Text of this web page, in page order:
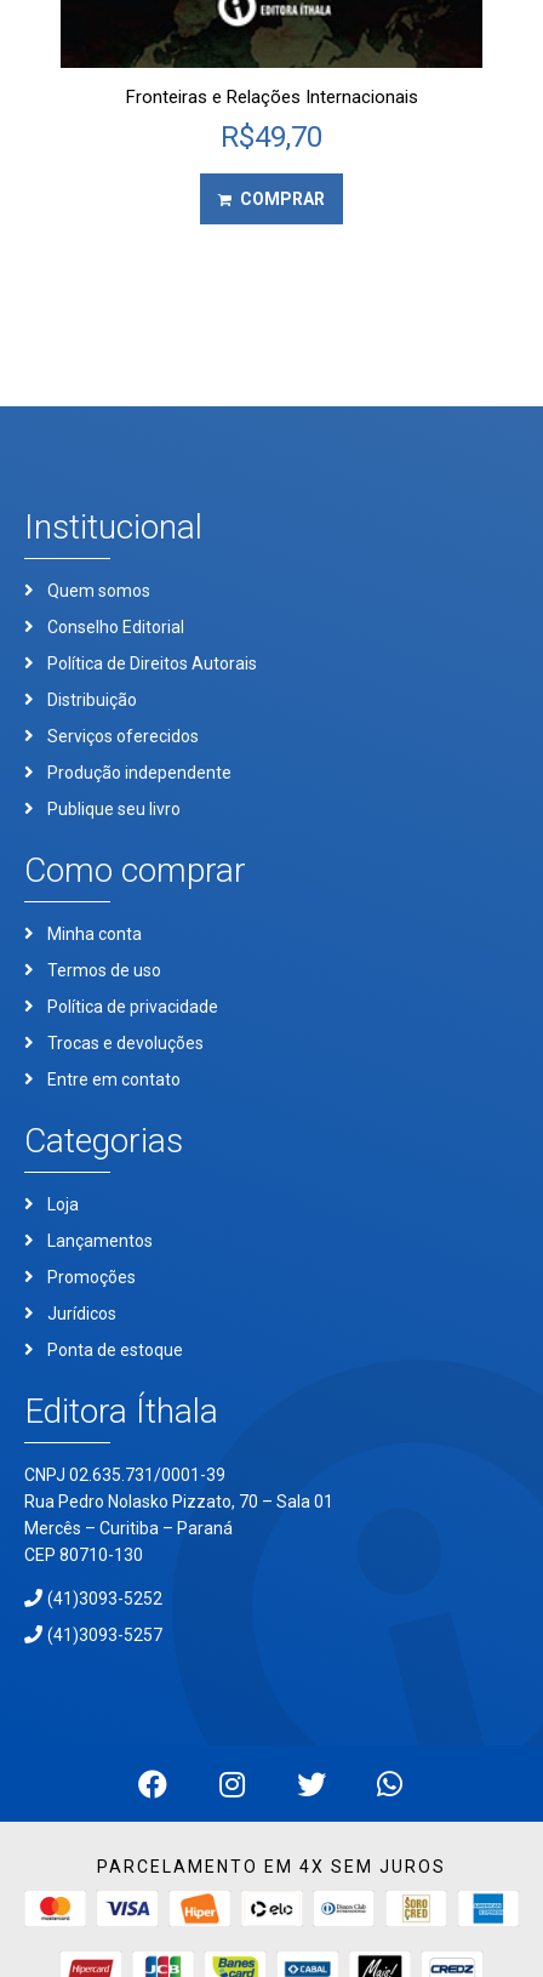
Fronteiras e Relações Internacionais
R$49,70
COMPRAR
Institucional
Quem somos
Conselho Editorial
Política de Direitos Autorais
Distribuição
Serviços oferecidos
Produção independente
Publique seu livro
Como comprar
Minha conta
Termos de uso
Política de privacidade
Trocas e devoluções
Entre em contato
Categorias
Loja
Lançamentos
Promoções
Jurídicos
Ponta de estoque
Editora Íthala
CNPJ 02.635.731/0001-39
Rua Pedro Nolasko Pizzato, 70 – Sala 01
Mercês – Curitiba – Paraná
CEP 80710-130
(41)3093-5252
(41)3093-5257
PARCELAMENTO EM 4X SEM JUROS